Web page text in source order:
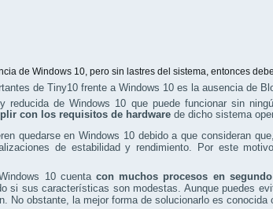
de Windows 10, pero sin lastres del sistema, entonces
de Tiny10 frente a Windows 10 es la ausencia de
reducida de Windows 10 que puede funcionar sin
con los requisitos de hardware de dicho sistema
quedarse en Windows 10 debido a que consideran
de estabilidad y rendimiento. Por este
10 cuenta con muchos procesos en
si sus características son modestas. Aunque puedes
No obstante, la mejor forma de solucionarlo es conocida